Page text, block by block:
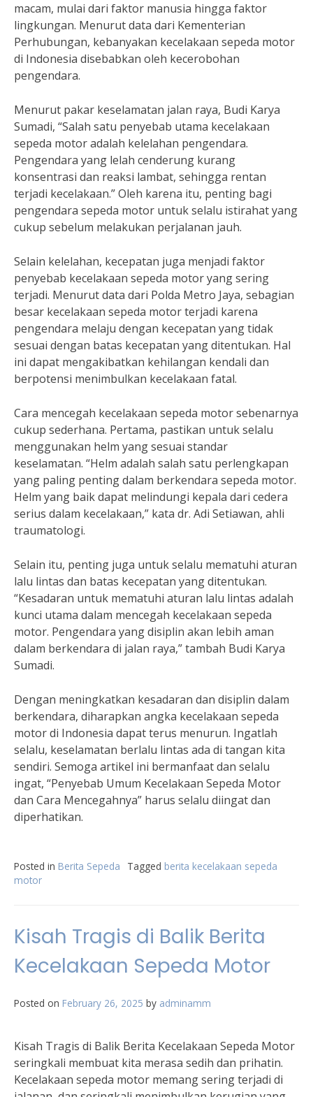
macam, mulai dari faktor manusia hingga faktor
lingkungan. Menurut data dari Kementerian
Perhubungan, kebanyakan kecelakaan sepeda motor
di Indonesia disebabkan oleh kecerobohan
pengendara.
Menurut pakar keselamatan jalan raya, Budi Karya
Sumadi, “Salah satu penyebab utama kecelakaan
sepeda motor adalah kelelahan pengendara.
Pengendara yang lelah cenderung kurang
konsentrasi dan reaksi lambat, sehingga rentan
terjadi kecelakaan.” Oleh karena itu, penting bagi
pengendara sepeda motor untuk selalu istirahat yang
cukup sebelum melakukan perjalanan jauh.
Selain kelelahan, kecepatan juga menjadi faktor
penyebab kecelakaan sepeda motor yang sering
terjadi. Menurut data dari Polda Metro Jaya, sebagian
besar kecelakaan sepeda motor terjadi karena
pengendara melaju dengan kecepatan yang tidak
sesuai dengan batas kecepatan yang ditentukan. Hal
ini dapat mengakibatkan kehilangan kendali dan
berpotensi menimbulkan kecelakaan fatal.
Cara mencegah kecelakaan sepeda motor sebenarnya
cukup sederhana. Pertama, pastikan untuk selalu
menggunakan helm yang sesuai standar
keselamatan. “Helm adalah salah satu perlengkapan
yang paling penting dalam berkendara sepeda motor.
Helm yang baik dapat melindungi kepala dari cedera
serius dalam kecelakaan,” kata dr. Adi Setiawan, ahli
traumatologi.
Selain itu, penting juga untuk selalu mematuhi aturan
lalu lintas dan batas kecepatan yang ditentukan.
“Kesadaran untuk mematuhi aturan lalu lintas adalah
kunci utama dalam mencegah kecelakaan sepeda
motor. Pengendara yang disiplin akan lebih aman
dalam berkendara di jalan raya,” tambah Budi Karya
Sumadi.
Dengan meningkatkan kesadaran dan disiplin dalam
berkendara, diharapkan angka kecelakaan sepeda
motor di Indonesia dapat terus menurun. Ingatlah
selalu, keselamatan berlalu lintas ada di tangan kita
sendiri. Semoga artikel ini bermanfaat dan selalu
ingat, “Penyebab Umum Kecelakaan Sepeda Motor
dan Cara Mencegahnya” harus selalu diingat dan
diperhatikan.
Posted in Berita Sepeda Tagged berita kecelakaan sepeda
motor
Kisah Tragis di Balik Berita
Kecelakaan Sepeda Motor
Posted on February 26, 2025 by adminamm
Kisah Tragis di Balik Berita Kecelakaan Sepeda Motor
seringkali membuat kita merasa sedih dan prihatin.
Kecelakaan sepeda motor memang sering terjadi di